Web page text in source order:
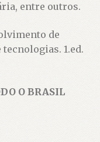
entre outros.
de
1.ed.
O BRASIL